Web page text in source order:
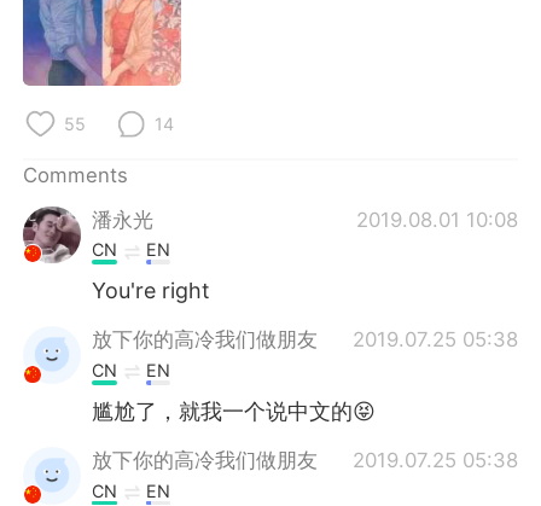
Français
Русский
Indonesia
Türkçe
Português
55 14
Comments
潘永光
2019.08.01 10:08
CN EN
You're right
放下你的高冷我们做朋友 2019.07.25 05:38
CN EN
尴尬了，就我一个说中文的😝
放下你的高冷我们做朋友 2019.07.25 05:38
CN EN